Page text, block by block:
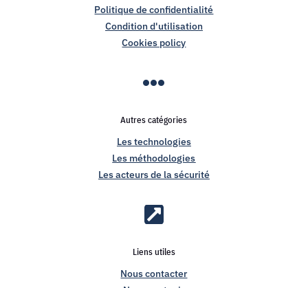
Politique de confidentialité
Condition d'utilisation
Cookies policy

Autres catégories
Les technologies
Les méthodologies
Les acteurs de la sécurité

Liens utiles
Nous contacter